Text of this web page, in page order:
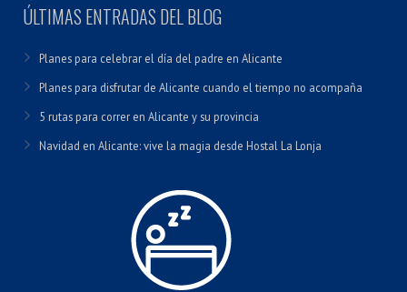
ÚLTIMAS ENTRADAS DEL BLOG
Planes para celebrar el día del padre en Alicante
Planes para disfrutar de Alicante cuando el tiempo no acompaña
5 rutas para correr en Alicante y su provincia
Navidad en Alicante: vive la magia desde Hostal La Lonja